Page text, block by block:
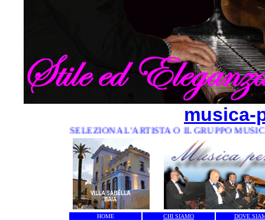
musica-
- SELEZIONA L'ARTISTA O IL GRUPPO MUSICALE
HOME CHI SIAMO DOVE